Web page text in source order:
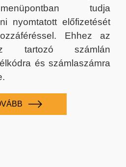
tudja
nyomtatott előfizetését
Ehhez az
tartozó számlán
és számlaszámra